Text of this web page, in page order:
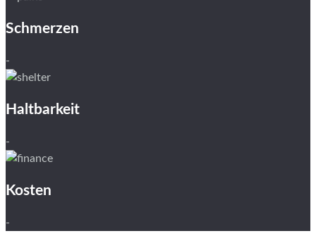
Schmerzen
-
Haltbarkeit
-
Kosten
-